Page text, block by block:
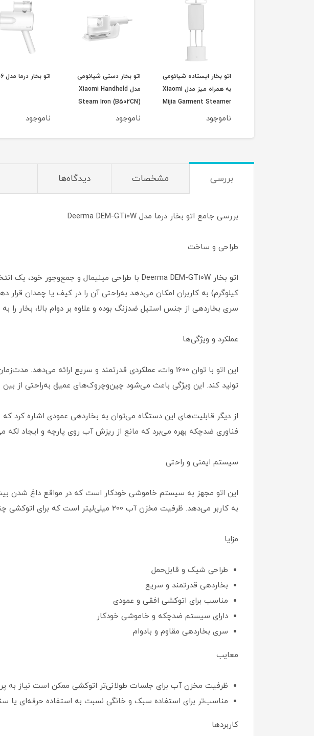
اتو بخار ایستاده شیائومی
به همراه میز مدل Xiaomi
Mijia Garment Steamer
with Ironing Board
ناموجود
اتو بخار دستی شیائومی
مدل Xiaomi Handheld
Steam Iron (B502CN)
ورژن گلوبال ورژن 2025
ناموجود
اتو بخار درما مدل HS006
ناموجود
بررسی مشخصات دیدگاه‌ها
بررسی جامع اتو بخار درما مدل Deerma DEM-GT10W
طراحی و ساخت
کیلوگرم) به کاربران امکان می‌دهد به‌راحتی آن را در کیف یا چمدان
سری بخاردهی از جنس استیل ضدزنگ بوده و علاوه بر دوام بالا، بخار
عملکرد و ویژگی‌ها
تولید کند. این ویژگی باعث می‌شود چین‌وچروک‌های عمیق به‌راحتی از بین
فناوری ضدچکه بهره می‌برد که مانع از ریزش آب روی پارچه و ایجاد لکه
سیستم ایمنی و راحتی
به کاربر می‌دهد. ظرفیت مخزن آب 200 میلی‌لیتر است که برای اتوکشی چندین لباس به‌طور مداوم کافی خواهد بود.
مزایا
طراحی شیک و قابل‌حمل
بخاردهی قدرتمند و سریع
مناسب برای اتوکشی افقی و عمودی
دارای سیستم ضدچکه و خاموشی خودکار
سری بخاردهی مقاوم و بادوام
معایب
ظرفیت مخزن آب برای جلسات طولانی‌تر اتوکشی ممکن است نیاز به
مناسب‌تر برای استفاده سبک و خانگی نسبت به استفاده حرفه‌ای یا
کاربردها